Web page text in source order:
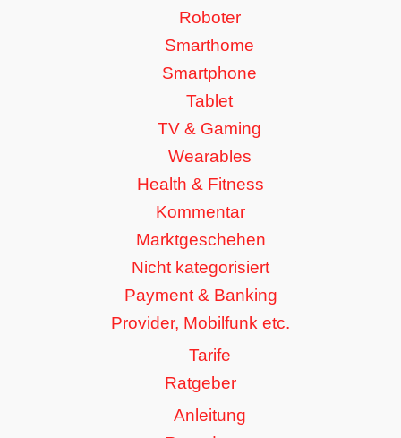
Roboter
Smarthome
Smartphone
Tablet
TV & Gaming
Wearables
Health & Fitness
Kommentar
Marktgeschehen
Nicht kategorisiert
Payment & Banking
Provider, Mobilfunk etc.
Tarife
Ratgeber
Anleitung